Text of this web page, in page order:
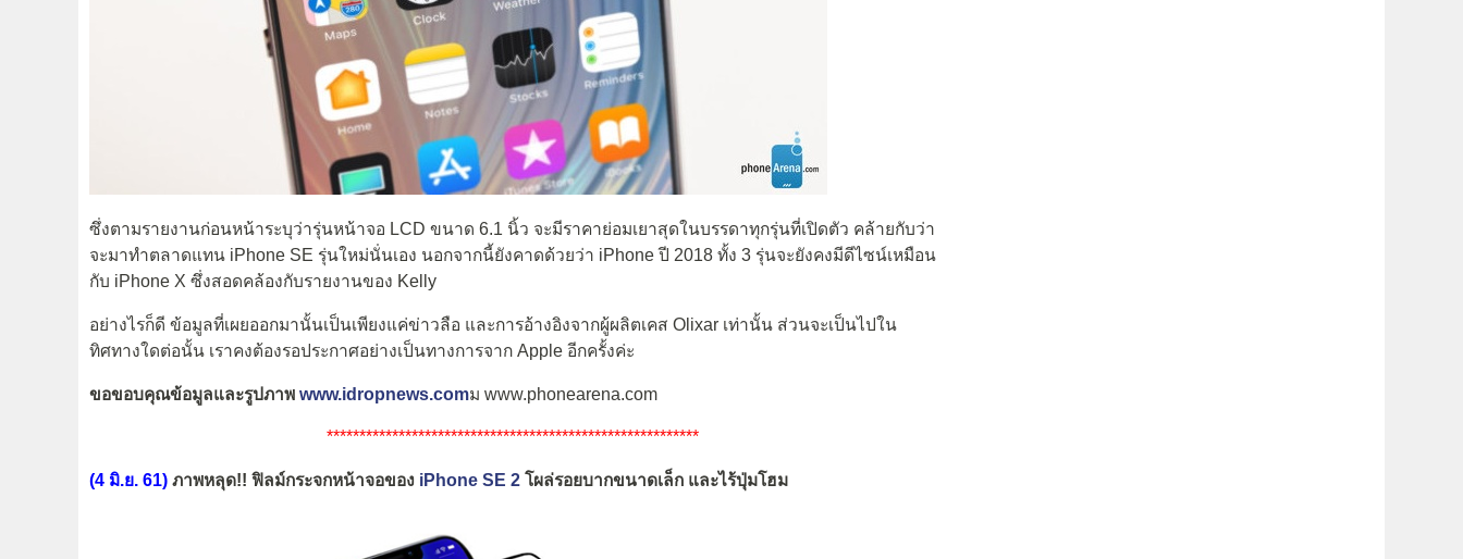
ซึ่งตามรายงานก่อนหน้าระบุว่ารุ่นหน้าจอ LCD ขนาด 6.1 นิ้ว จะมีราคาย่อมเยาสุดในบรรดาทุกรุ่นที่เปิดตัว คล้ายกับว่า
จะมาทำตลาดแทน iPhone SE รุ่นใหม่นั่นเอง นอกจากนี้ยังคาดด้วยว่า iPhone ปี 2018 ทั้ง 3 รุ่นจะยังคงมีดีไซน์เหมือน
กับ iPhone X ซึ่งสอดคล้องกับรายงานของ Kelly
อย่างไรก็ดี ข้อมูลที่เผยออกมานั้นเป็นเพียงแค่ข่าวลือ และการอ้างอิงจากผู้ผลิตเคส Olixar เท่านั้น ส่วนจะเป็นไปใน
ทิศทางใดต่อนั้น เราคงต้องรอประกาศอย่างเป็นทางการจาก Apple อีกครั้งค่ะ
ขอขอบคุณข้อมูลและรูปภาพ www.idropnews.comม www.phonearena.com
*********************************************************
(4 มิ.ย. 61) ภาพหลุด!! ฟิลม์กระจกหน้าจอของ iPhone SE 2 โผล่รอยบากขนาดเล็ก และไร้ปุ่มโฮม